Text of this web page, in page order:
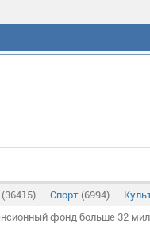
(36415) Спорт (6994)
фонд больше 32